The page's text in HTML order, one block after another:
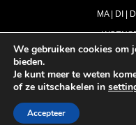
MA | DI |
We gebruiken cookies om
bieden.
Je kunt meer te weten
of ze uitschakelen in
Accepteer